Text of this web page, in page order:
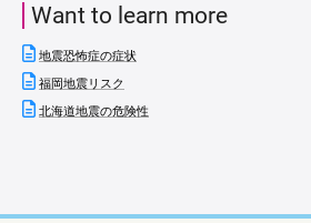
Want to learn more
地震恐怖症の症状
福岡地震リスク
北海道地震の危険性